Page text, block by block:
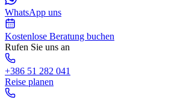
WhatsApp uns
Kostenlose Beratung buchen
Rufen Sie uns an
+386 51 282 041
Reise planen